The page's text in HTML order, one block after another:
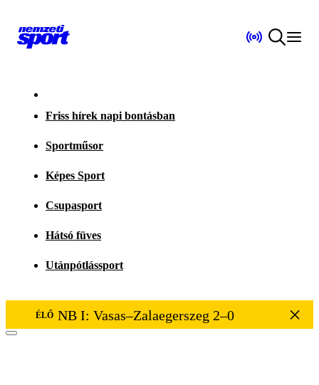
Friss hírek napi bontásban
Sportműsor
Képes Sport
Csupasport
Hátsó füves
Utánpótlássport
ÉLŐ NB I: Vasas–Zalaegerszeg 2–0